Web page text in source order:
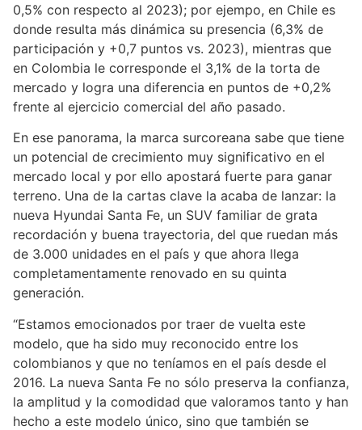
0,5% con respecto al 2023); por ejempo, en Chile es
donde resulta más dinámica su presencia (6,3% de
participación y +0,7 puntos vs. 2023), mientras que
en Colombia le corresponde el 3,1% de la torta de
mercado y logra una diferencia en puntos de +0,2%
frente al ejercicio comercial del año pasado.
En ese panorama, la marca surcoreana sabe que tiene
un potencial de crecimiento muy significativo en el
mercado local y por ello apostará fuerte para ganar
terreno. Una de la cartas clave la acaba de lanzar: la
nueva Hyundai Santa Fe, un SUV familiar de grata
recordación y buena trayectoria, del que ruedan más
de 3.000 unidades en el país y que ahora llega
completamentamente renovado en su quinta
generación.
“Estamos emocionados por traer de vuelta este
modelo, que ha sido muy reconocido entre los
colombianos y que no teníamos en el país desde el
2016. La nueva Santa Fe no sólo preserva la confianza,
la amplitud y la comodidad que valoramos tanto y han
hecho a este modelo único, sino que también se